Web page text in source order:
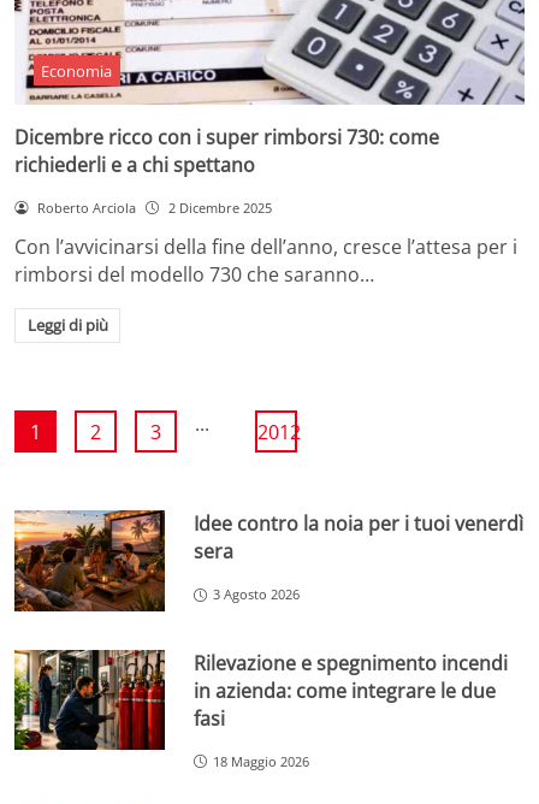
Economia
Dicembre ricco con i super rimborsi 730: come
richiederli e a chi spettano
Roberto Arciola 2 Dicembre 2025
Con l’avvicinarsi della fine dell’anno, cresce l’attesa per i
rimborsi del modello 730 che saranno…
Leggi di più
1 2 3 ... 2012
Idee contro la noia per i tuoi venerdì
sera
3 Agosto 2026
Rilevazione e spegnimento incendi
in azienda: come integrare le due
fasi
18 Maggio 2026